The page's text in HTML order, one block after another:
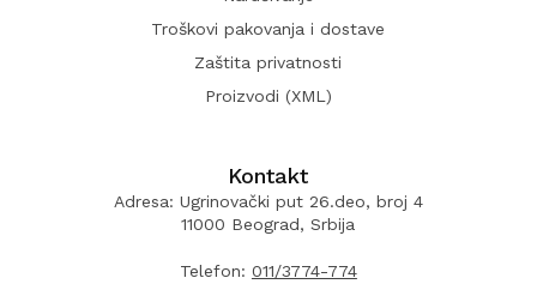
Troškovi pakovanja i dostave
Zaštita privatnosti
Proizvodi (XML)
Kontakt
Adresa: Ugrinovački put 26.deo, broj 4
11000 Beograd, Srbija
Telefon: 011/3774-774